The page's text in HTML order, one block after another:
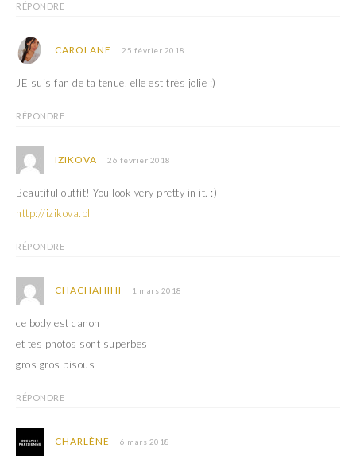
RÉPONDRE
CAROLANE 25 février 2018
JE suis fan de ta tenue, elle est très jolie :)
RÉPONDRE
IZIKOVA 26 février 2018
Beautiful outfit! You look very pretty in it. :)
http://izikova.pl
RÉPONDRE
CHACHAHIHI 1 mars 2018
ce body est canon
et tes photos sont superbes
gros gros bisous
RÉPONDRE
CHARLÈNE 6 mars 2018